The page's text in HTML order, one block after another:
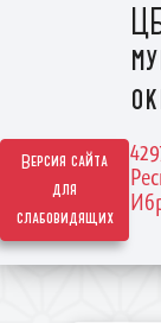
Версия сайта
для
слабовидящих